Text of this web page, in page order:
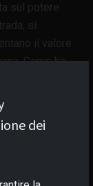
dei
sul potere
si
il valore
Come ha
altri di
la legge è
da falsi